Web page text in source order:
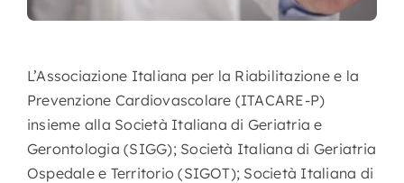
L’Associazione Italiana per la Riabilitazione e la
Prevenzione Cardiovascolare (ITACARE-P)
insieme alla Società Italiana di Geriatria e
Gerontologia (SIGG); Società Italiana di Geriatria
Ospedale e Territorio (SIGOT); Società Italiana di